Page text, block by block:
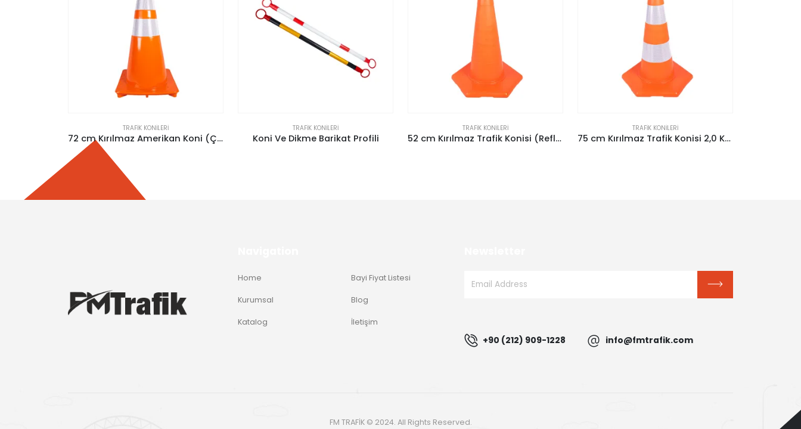
TRAFIK KONILERI
Koni Ve Dikme Barikat Profili
TRAFIK KONILERI TRAFIK KONILERI
75 cm Kırılmaz Trafik Konisi 2,0 Kg (Çift Reflektifli)
TRAFIK KONILERI
Ekonomik Trafik ve Reklam Konisi 500 mm
Home
Kurumsal
Katalog
Bayi Fiyat Listesi
Blog
İletişim
+90 (212) 909-1228 info@fmtrafik.com
FM TRAFİK © 2024. All Rights Reserved.